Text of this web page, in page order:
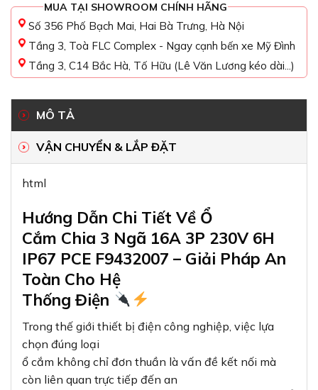
MUA TẠI SHOWROOM CHÍNH HÃNG
Số 356 Phố Bạch Mai, Hai Bà Trưng, Hà Nội
Tầng 3, Toà FLC Complex - Ngay cạnh bến xe Mỹ Đình
Tầng 3, C14 Bắc Hà, Tố Hữu (Lê Văn Lương kéo dài...)
MÔ TẢ
VẬN CHUYỂN & LẮP ĐẶT
html
Hướng Dẫn Chi Tiết Về Ổ
Cắm Chia 3 Ngã 16A 3P 230V 6H
IP67 PCE F9432007 – Giải Pháp An
Toàn Cho Hệ
Thống Điện
Trong thế giới thiết bị điện công nghiệp, việc lựa
chọn đúng loại
ổ cắm không chỉ đơn thuần là vấn đề kết nối mà
còn liên quan trực tiếp đến an